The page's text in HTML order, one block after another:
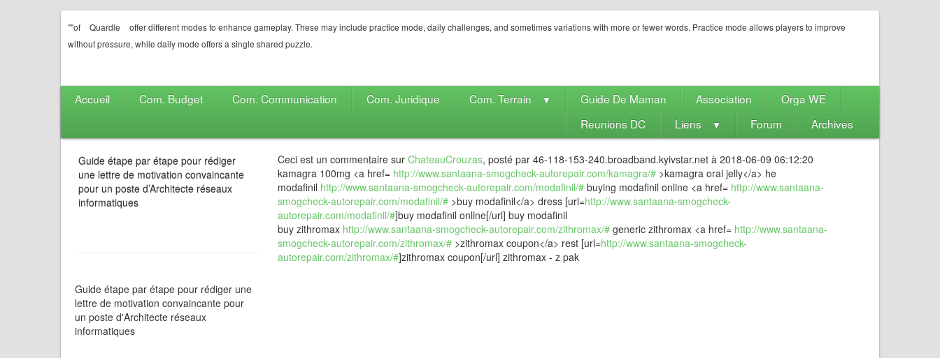
""of Quardle
offer different modes to enhance gameplay. These may include practice mode, daily challenges, and sometimes variations with more or fewer words. Practice mode allows players to improve
without pressure, while daily mode offers a single shared puzzle.
Accueil Com. Budget Com. Communication Com. Juridique Com. Terrain ▼ Guide De Maman Association
Orga WE
Reunions DC
Liens ▼ Forum Archives
Guide étape par étape pour rédiger
une lettre de motivation convaincante
pour un poste d’Architecte réseaux
informatiques
Guide étape par étape pour rédiger une
lettre de motivation convaincante pour
un poste d'Architecte réseaux
informatiques
Ceci est un commentaire sur ChateauCrouzas, posté par 46-118-153-240.broadband.kyivstar.net à 2018-06-09 06:12:20
kamagra 100mg <a href= http://www.santaana-smogcheck-autorepair.com/kamagra/#>kamagra oral jelly</a> he
modafinil http://www.santaana-smogcheck-autorepair.com/modafinil/#buying modafinil online <a href= http://www.santaana-
smogcheck-autorepair.com/modafinil/#>buy modafinil</a> dress [url=http://www.santaana-smogcheck-
autorepair.com/modafinil/#]buy modafinil online[/url] buy modafinil
buy zithromax http://www.santaana-smogcheck-autorepair.com/zithromax/#generic zithromax <a href= http://www.santaana-
smogcheck-autorepair.com/zithromax/#>zithromax coupon</a> rest [url=http://www.santaana-smogcheck-
autorepair.com/zithromax/#]zithromax coupon[/url] zithromax - z pak